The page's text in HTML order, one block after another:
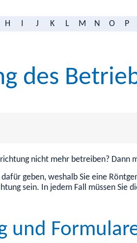
H J K L M N O P
des
nicht mehr betreiben? Dann
geben, weshalb Sie eine
sein. In jedem Fall müssen Sie
und